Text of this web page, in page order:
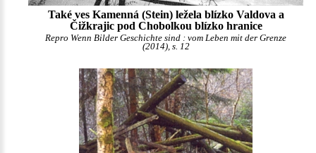
Také ves Kamenná (Stein) ležela blízko Valdova a
Čižkrajic pod Chobolkou blízko hranice
Repro Wenn Bilder Geschichte sind : vom Leben mit der Grenze
(2014), s. 12